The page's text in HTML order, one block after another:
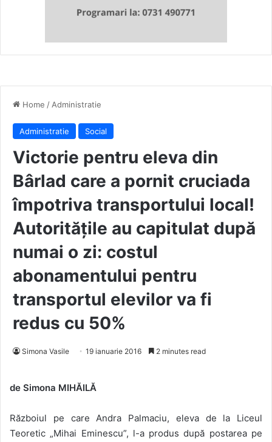
Home / Administratie
Administratie Social
Victorie pentru eleva din
Bârlad care a pornit cruciada
împotriva transportului local!
Autoritățile au capitulat după
numai o zi: costul
abonamentului pentru
transportul elevilor va fi
redus cu 50%
Simona Vasile 19 ianuarie 2016 2 minutes read
de Simona MIHĂILĂ
Războiul pe care Andra Palmaciu, eleva de la Liceul
Teoretic „Mihai Eminescu”, l-a produs după postarea pe